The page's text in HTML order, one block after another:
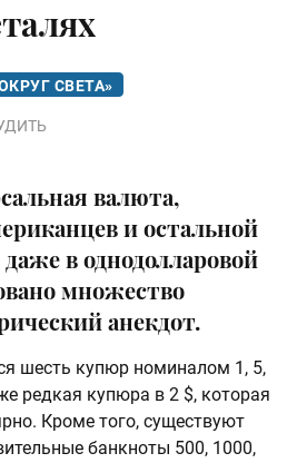
СВЕТА»
валюта,
и остальной
в однодолларовой
множество
анекдот.
шесть купюр номиналом 1, 5,
редкая купюра в 2 $, которая
Кроме того, существуют
банкноты 500, 1000,